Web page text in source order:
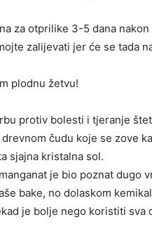
za otprilike 3-5 dana nakon
zalijevati jer će se tada
plodnu žetvu!
protiv bolesti i tjeranje
čudu koje se zove
sjajna kristalna sol.
je bio poznat dugo
bake, no dolaskom
je bolje nego koristiti sva